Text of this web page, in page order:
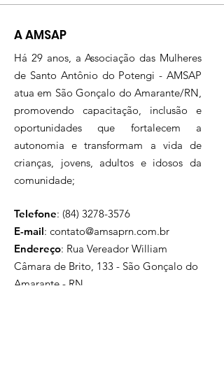
A AMSAP
Há 29 anos, a Associação das Mulheres
de Santo Antônio do Potengi - AMSAP
atua em São Gonçalo do Amarante/RN,
promovendo capacitação, inclusão e
oportunidades que fortalecem a
autonomia e transformam a vida de
crianças, jovens, adultos e idosos da
comunidade;
Telefone: (84) 3278-3576
E-mail: contato@amsaprn.com.br
Endereço: Rua Vereador William
Câmara de Brito, 133 - São Gonçalo do
Amarante - RN